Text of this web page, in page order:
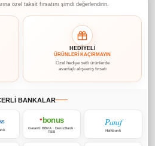
özel taksit fırsatını şimdi değerlendirin.
HEDİYELİ
ÜRÜNLERİ KAÇIRMAYIN
Özel hediye setli ürünlerde
avantajlı alışveriş fırsatı
BANKALAR
♥bonus
Garanti BBVA · DenizBank ·
TEB
Paraf
Halkbank